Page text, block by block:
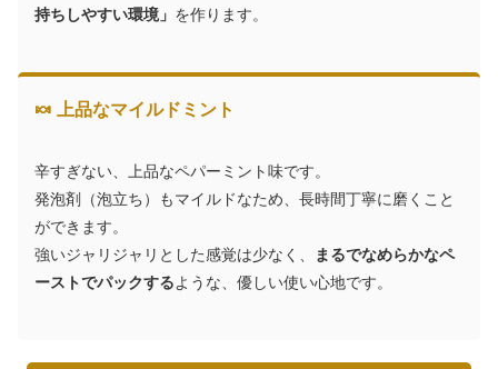
持ちしやすい環境」 を作ります。
🍬 上品なマイルドミント
辛すぎない、上品なペパーミント味です。
発泡剤（泡立ち）もマイルドなため、長時間丁寧に磨くこと
ができます。
強いジャリジャリとした感覚は少なく、
まるでなめらかなペ
ーストでパックするような、優しい使い心地です。